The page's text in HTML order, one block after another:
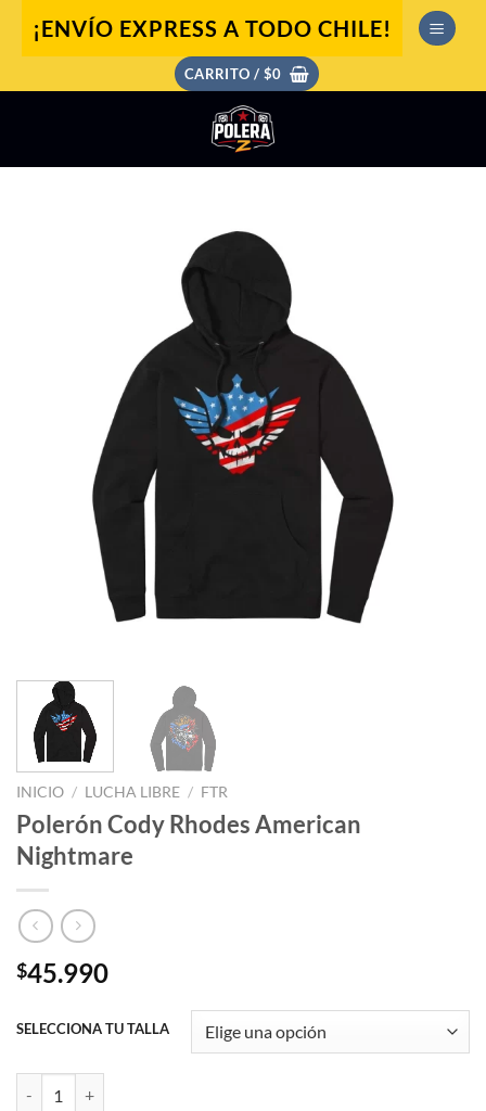
¡ENVÍO EXPRESS A TODO CHILE!
CARRITO / $0
INICIO / LUCHA LIBRE / FTR
Polerón Cody Rhodes American
Nightmare
$45.990
SELECCIONA TU TALLA